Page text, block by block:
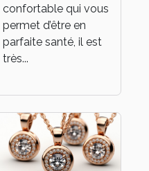
confortable qui vous
permet d’être en
parfaite santé, il est
très...